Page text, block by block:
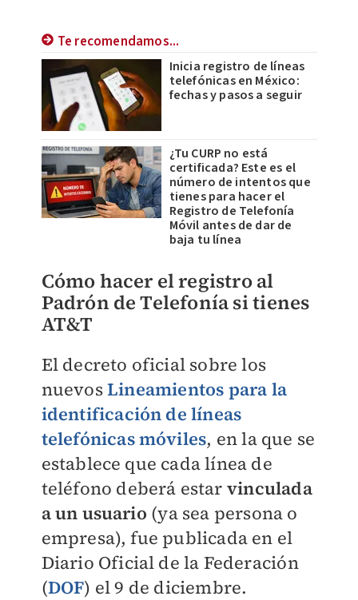
Te recomendamos...
Inicia registro de líneas
telefónicas en México:
fechas y pasos a seguir
¿Tu CURP no está
certificada? Este es el
número de intentos que
tienes para hacer el
Registro de Telefonía
Móvil antes de dar de
baja tu línea
Cómo hacer el registro al
Padrón de Telefonía si tienes
AT&T
El decreto oficial sobre los
nuevosLineamientos para la
identificación de líneas
telefónicas móviles, en la que se
establece que cada línea de
teléfono deberá estar vinculada
a un usuario (ya sea persona o
empresa), fue publicada en el
Diario Oficial de la Federación
(DOF) el 9 de diciembre.